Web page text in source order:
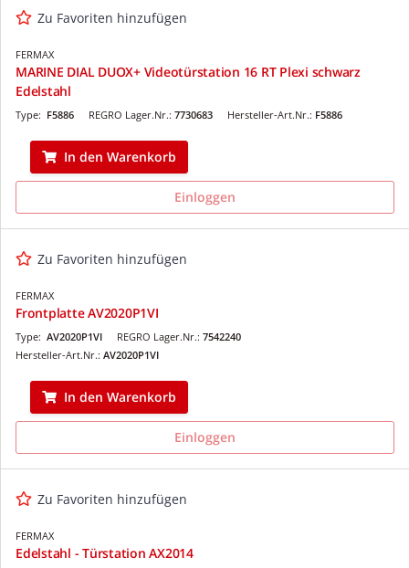
Zu Favoriten hinzufügen
FERMAX
MARINE DIAL DUOX+ Videotürstation 16 RT Plexi schwarz
Edelstahl
REGRO Lager.Nr.: 7730683
Type: F5886 Hersteller-Art.Nr.: F5886
In den Warenkorb
Einloggen
Zu Favoriten hinzufügen
FERMAX
Frontplatte AV2020P1VI
REGRO Lager.Nr.: 7542240
Type: AV2020P1VI
Hersteller-Art.Nr.: AV2020P1VI
In den Warenkorb
Einloggen
Zu Favoriten hinzufügen
FERMAX
Edelstahl - Türstation AX2014